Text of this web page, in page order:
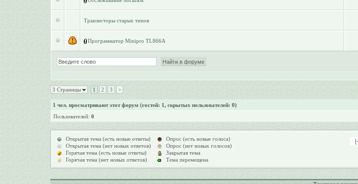
Транзисторы старых типов
Программатор Minipro TL866A
3 Страницы 1 2 3 >
1 чел. просматривают этот форум (гостей: 1, скрытых пользователей: 0)
Пользователей: 0
Открытая тема (есть новые ответы)
Открытая тема (нет новых ответов)
Горячая тема (есть новые ответы)
Горячая тема (нет новых ответов)
Опрос (есть новые голоса)
Опрос (нет новых голосов)
Закрытая тема
Тема перемещена